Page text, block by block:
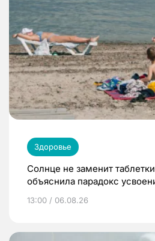
Здоровье
Солнце не заменит
объяснила парадокс
13:00 / 06.08.26